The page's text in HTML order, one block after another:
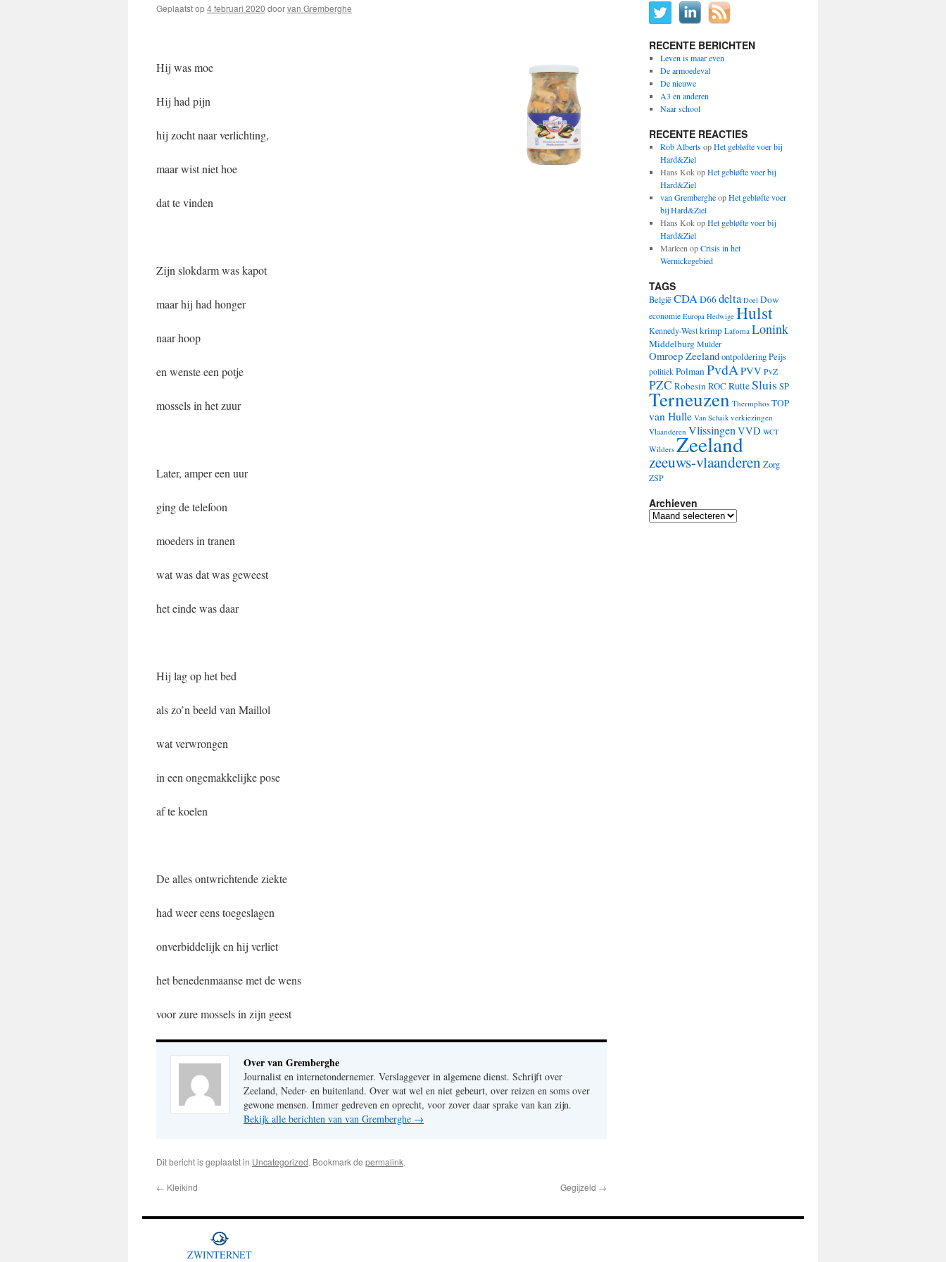
Geplaatst op4 februari 2020 doorvan Gremberghe
Hij was moe
Hij had pijn
hij zocht naar verlichting,
maar wist niet hoe
dat te vinden
Zijn slokdarm was kapot
maar hij had honger
naar hoop
en wenste een potje
mossels in het zuur
Later, amper een uur
ging de telefoon
moeders in tranen
wat was dat was geweest
het einde was daar
Hij lag op het bed
als zo’n beeld van Maillol
wat verwrongen
in een ongemakkelijke pose
af te koelen
De alles ontwrichtende ziekte
had weer eens toegeslagen
onverbiddelijk en hij verliet
het benedenmaanse met de wens
voor zure mossels in zijn geest
Over van Gremberghe
Journalist en internetondernemer. Verslaggever in algemene dienst. Schrijft over
Zeeland, Neder- en buitenland. Over wat wel en niet gebeurt, over reizen en soms over
gewone mensen. Immer gedreven en oprecht, voor zover daar sprake van kan zijn.
Bekijk alle berichten van van Gremberghe →
Dit bericht is geplaatst in Uncategorized. Bookmark de permalink.
← Kleikind Gegijzeld →
RECENTE BERICHTEN
Leven is maar even
De armoedeval
De nieuwe
A3 en anderen
Naar school
RECENTE REACTIES
Rob AlbertsopHet gebløfte voer bij
Hard&Ziel
Hans KokopHet gebløfte voer bij
Hard&Ziel
van GrembergheopHet gebløfte voer
bij Hard&Ziel
Hans KokopHet gebløfte voer bij
Hard&Ziel
Marleen opCrisis in het
Wernickegebied
TAGS
België CDAD66delta Doel Dow
economie Europa Hedwige Hulst
Kennedy-Westkrimp Lafoma Lonink
MiddelburgMulder
Omroep ZeelandontpolderingPeijs
politiek PolmanPvdAPVV PvZ
PZC Robesin ROC RutteSluis SP
Terneuzen Thermphos TOP
van Hulle Van Schaik verkiezingen
Vlaanderen VlissingenVVD WCT
Wilders Zeeland
zeeuws-vlaanderen Zorg
ZSP
Archieven
Archieven
ZWINTERNET